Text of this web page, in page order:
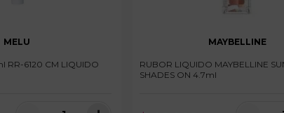
MELU
RR-6120 CM LIQUIDO
MAYBELLINE
RUBOR LIQUIDO MAYBELLINE
SHADES ON 4.7ml